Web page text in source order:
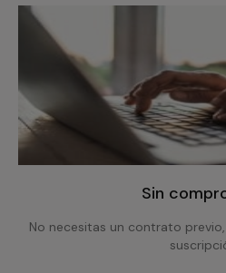
Sin
No necesitas un contrato